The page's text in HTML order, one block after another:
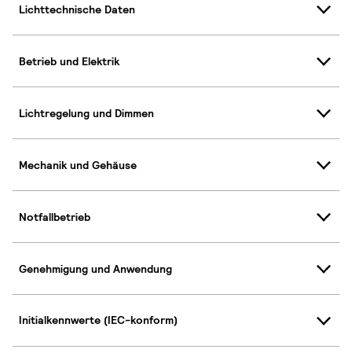
Lichttechnische Daten
Betrieb und Elektrik
Lichtregelung und Dimmen
Mechanik und Gehäuse
Notfallbetrieb
Genehmigung und Anwendung
Initialkennwerte (IEC-konform)